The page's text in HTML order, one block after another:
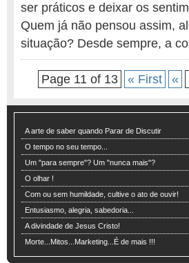
ser práticos e deixar os
Quem já não pensou assim,
situação? Desde sempre, a
Page 11 of 13 « First «
A arte de saber quando Parar de Discutir
O tempo no seu tempo...
Um "para sempre"? Um "nunca mais"?
O olhar !
Com ou sem humildade, cultive o ato de ouvir!
Entusiasmo, alegria, sabedoria...
A divindade de Jesus Cristo!
Morte...Mitos...Marketing...É de mais !!!